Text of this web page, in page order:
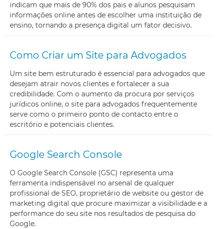
indicam que mais de 90% dos pais e alunos pesquisam
informações online antes de escolher uma instituição de
ensino, tornando a presença digital um fator decisivo.
Como Criar um Site para Advogados
Um site bem estruturado é essencial para advogados que
desejam atrair novos clientes e fortalecer a sua
credibilidade. Com o aumento da procura por serviços
jurídicos online, o site para advogados frequentemente
serve como o primeiro ponto de contacto entre o
escritório e potenciais clientes.
Google Search Console
O Google Search Console (GSC) representa uma
ferramenta indispensável no arsenal de qualquer
profissional de SEO, proprietário de website ou gestor de
marketing digital que procure maximizar a visibilidade e a
performance do seu site nos resultados de pesquisa do
Google.